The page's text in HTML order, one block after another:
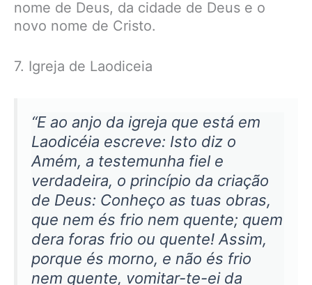
nome de Deus, da cidade de Deus e o
novo nome de Cristo.
7. Igreja de Laodiceia
“E ao anjo da igreja que está em
Laodicéia escreve: Isto diz o
Amém, a testemunha fiel e
verdadeira, o princípio da criação
de Deus: Conheço as tuas obras,
que nem és frio nem quente; quem
dera foras frio ou quente! Assim,
porque és morno, e não és frio
nem quente, vomitar-te-ei da